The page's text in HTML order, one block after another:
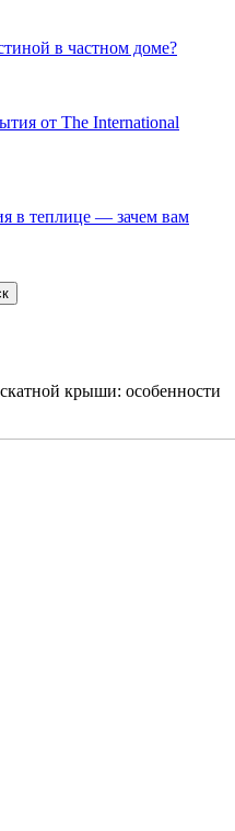
в частном доме?
от The International
в теплице — зачем вам
крыши: особенности